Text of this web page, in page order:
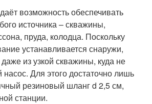
возможность обеспечивать
источника – скважины,
пруда, колодца. Поскольку
устанавливается снаружи,
из узкой скважины, куда не
Для этого достаточно лишь
резиновый шланг d 2,5 см,
станции.